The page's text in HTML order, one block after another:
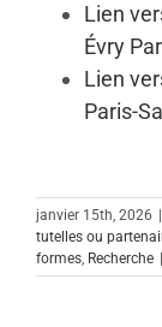
Lien
Évry
Lien
Paris-
janvier 15th, 2026
tutelles ou
formes, Recherche